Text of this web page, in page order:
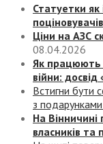
Статуетки
Ціни на АЗС
08.04.2026
Як працюють
війни:
Встигни бути
з
На Вінничині
власників